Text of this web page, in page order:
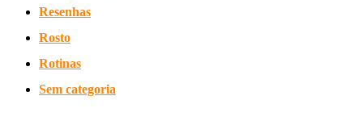
Resenhas
Rosto
Rotinas
Sem categoria